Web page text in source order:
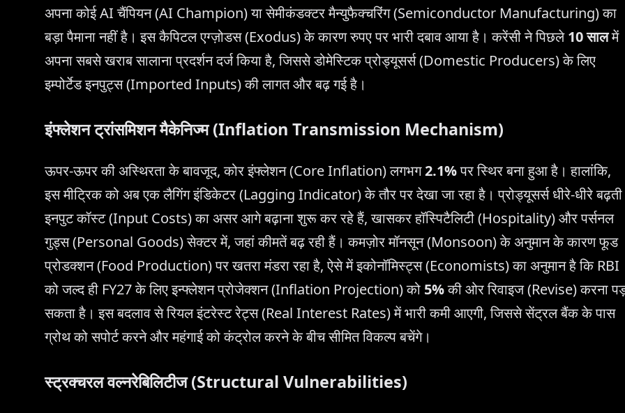
अपना कोई AI चैंपियन (AI Champion) या सेमीकंडक्टर मैन्युफैक्चरिंग (Semiconductor Manufacturing) का
बड़ा पैमाना नहीं है। इस कैपिटल एग्ज़ोडस (Exodus) के कारण रुपए पर भारी दबाव आया है। करेंसी ने पिछले10 सालमें
अपना सबसे खराब सालाना प्रदर्शन दर्ज किया है, जिससे डोमेस्टिक प्रोड्यूसर्स (Domestic Producers) के लिए
इम्पोर्टेड इनपुट्स (Imported Inputs) की लागत और बढ़ गई है।
इंफ्लेशन ट्रांसमिशन मैकेनिज्म (Inflation Transmission Mechanism)
ऊपर-ऊपर की अस्थिरता के बावजूद, कोर इंफ्लेशन (Core Inflation) लगभग2.1%पर स्थिर बना हुआ है। हालांकि,
इस मीट्रिक को अब एक लैगिंग इंडिकेटर (Lagging Indicator) के तौर पर देखा जा रहा है। प्रोड्यूसर्स धीरे-धीरे बढ़ती
इनपुट कॉस्ट (Input Costs) का असर आगे बढ़ाना शुरू कर रहे हैं, खासकर हॉस्पिटैलिटी (Hospitality) और पर्सनल
गुड्स (Personal Goods) सेक्टर में, जहां कीमतें बढ़ रही हैं। कमज़ोर मॉनसून (Monsoon) के अनुमान के कारण फूड
प्रोडक्शन (Food Production) पर खतरा मंडरा रहा है, ऐसे में इकोनॉमिस्ट्स (Economists) का अनुमान है कि RBI
को जल्द ही FY27 के लिए इन्फ्लेशन प्रोजेक्शन (Inflation Projection) को 5%की ओर रिवाइज (Revise) करना
सकता है। इस बदलाव से रियल इंटरेस्ट रेट्स (Real Interest Rates) में भारी कमी आएगी, जिससे सेंट्रल बैंक के पास
ग्रोथ को सपोर्ट करने और महंगाई को कंट्रोल करने के बीच सीमित विकल्प बचेंगे।
स्ट्रक्चरल वल्नरेबिलिटीज (Structural Vulnerabilities)